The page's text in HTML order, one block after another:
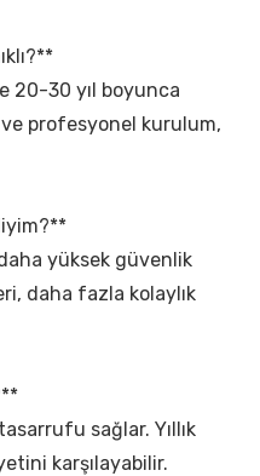
20-30 yıl boyunca
profesyonel kurulum,
yüksek güvenlik
daha fazla kolaylık
sağlar. Yıllık
karşılayabilir.